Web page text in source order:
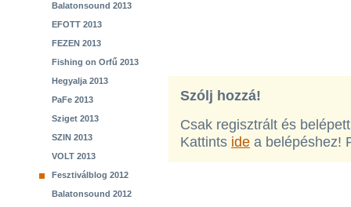
Balatonsound 2013
EFOTT 2013
FEZEN 2013
Fishing on Orfű 2013
Hegyalja 2013
PaFe 2013
Sziget 2013
SZIN 2013
VOLT 2013
Fesztiválblog 2012
Balatonsound 2012
Szólj hozzá!
Csak regisztrált és
Kattints ide a belépéshez!